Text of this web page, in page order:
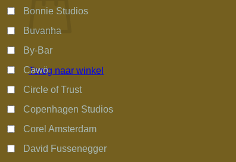
Terug naar winkel
Bonnie Studios
Buvanha
By-Bar
Cawö
Circle of Trust
Copenhagen Studios
Corel Amsterdam
David Fussenegger